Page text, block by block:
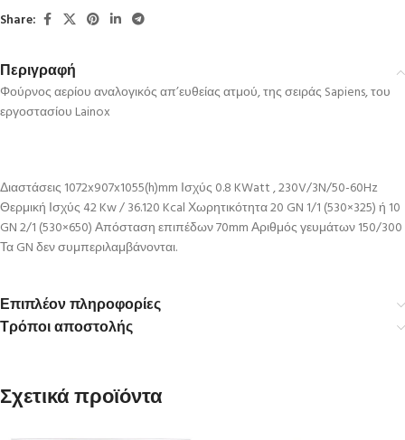
Share:
Περιγραφή
Φούρνος αερίου αναλογικός απ’ευθείας ατμού, της σειράς Sapiens, του
εργοστασίου Lainox
Διαστάσεις 1072x907x1055(h)mm Ισχύς 0.8 KWatt , 230V/3N/50-60Hz
Θερμική Ισχύς 42 Kw / 36.120 Kcal Χωρητικότητα 20 GN 1/1 (530×325) ή 10
GN 2/1 (530×650) Απόσταση επιπέδων 70mm Αριθμός γευμάτων 150/300
Τα GN δεν συμπεριλαμβάνονται.
Επιπλέον πληροφορίες
Τρόποι αποστολής
Σχετικά προϊόντα